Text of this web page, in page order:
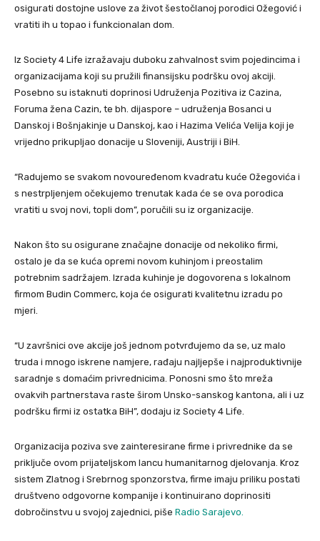
osigurati dostojne uslove za život šestočlanoj porodici Ožegović i
vratiti ih u topao i funkcionalan dom.
Iz Society 4 Life izražavaju duboku zahvalnost svim pojedincima i
organizacijama koji su pružili finansijsku podršku ovoj akciji.
Posebno su istaknuti doprinosi Udruženja Pozitiva iz Cazina,
Foruma žena Cazin, te bh. dijaspore – udruženja Bosanci u
Danskoj i Bošnjakinje u Danskoj, kao i Hazima Velića Velija koji je
vrijedno prikupljao donacije u Sloveniji, Austriji i BiH.
“Radujemo se svakom novouređenom kvadratu kuće Ožegovića i
s nestrpljenjem očekujemo trenutak kada će se ova porodica
vratiti u svoj novi, topli dom”, poručili su iz organizacije.
Nakon što su osigurane značajne donacije od nekoliko firmi,
ostalo je da se kuća opremi novom kuhinjom i preostalim
potrebnim sadržajem. Izrada kuhinje je dogovorena s lokalnom
firmom Budin Commerc, koja će osigurati kvalitetnu izradu po
mjeri.
“U završnici ove akcije još jednom potvrđujemo da se, uz malo
truda i mnogo iskrene namjere, rađaju najljepše i najproduktivnije
saradnje s domaćim privrednicima. Ponosni smo što mreža
ovakvih partnerstava raste širom Unsko-sanskog kantona, ali i uz
podršku firmi iz ostatka BiH”, dodaju iz Society 4 Life.
Organizacija poziva sve zainteresirane firme i privrednike da se
priključe ovom prijateljskom lancu humanitarnog djelovanja. Kroz
sistem Zlatnog i Srebrnog sponzorstva, firme imaju priliku postati
društveno odgovorne kompanije i kontinuirano doprinositi
dobročinstvu u svojoj zajednici, piše Radio Sarajevo.